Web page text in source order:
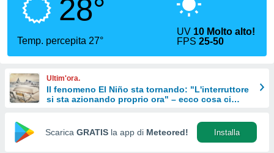
per
le
di
Web
28°
Temp. percepita 27°
UV 10 Molto alto!
FPS25-50
Ultim'ora.
Il fenomeno El Niño sta tornando: "L'interruttore
si sta azionando proprio ora" – ecco cosa ci
Scarica GRATIS la app di Meteored! Installa